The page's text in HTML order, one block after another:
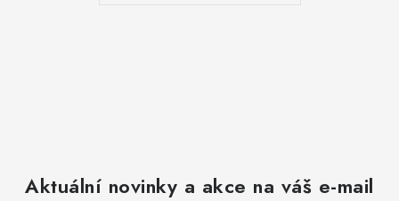
Aktuální novinky a akce na váš e-mail